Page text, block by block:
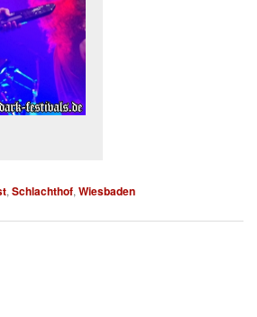
, Schlachthof, Wiesbaden